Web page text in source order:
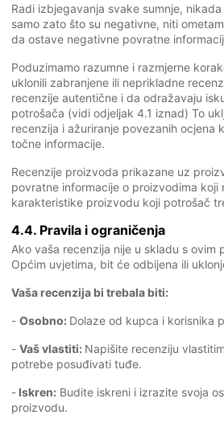
Radi izbjegavanja svake sumnje,
samo zato što su negativne, niti
da ostave negativne povratne
Poduzimamo razumne i razmjerne
uklonili zabranjene ili neprikladne
recenzije autentične i da odražavaju
potrošača (vidi odjeljak 4.1 iznad) To
recenzija i ažuriranje povezanih ocjena
točne informacije.
Recenzije proizvoda prikazane uz
povratne informacije o proizvodima koji
karakteristike proizvodu koji potrošač
4.4. Pravila i ograničenja
Ako vaša recenzija nije u skladu s ovim
Općim uvjetima, bit će odbijena ili
Vaša recenzija bi trebala biti:
-Osobno: Dolaze od kupca i korisnika
-Vaš vlastiti: Napišite recenziju
potrebe posuđivati tuđe.
- Iskren: Budite iskreni i izrazite svoja
proizvodu.